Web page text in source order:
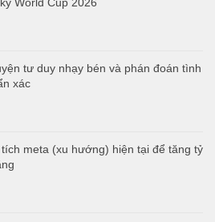
tư duy nhạy bén và phán đoán tình
xác
meta (xu hướng) hiện tại để tăng tỷ